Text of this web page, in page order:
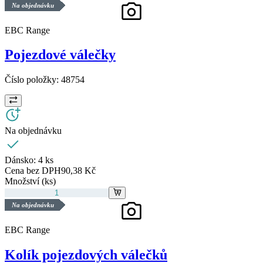
Na objednávku
EBC Range
Pojezdové válečky
Číslo položky: 48754
Na objednávku
Dánsko: 4 ks
Cena bez DPH90,38 Kč
Množství (ks)
Na objednávku
EBC Range
Kolík pojezdových válečků